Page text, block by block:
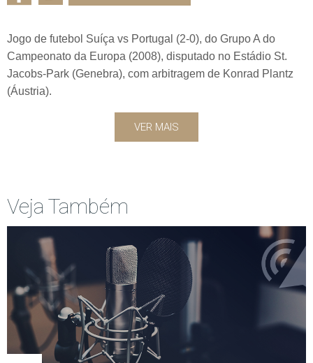
Jogo de futebol Suíça vs Portugal (2-0), do Grupo A do
Campeonato da Europa (2008), disputado no Estádio St.
Jacobs-Park (Genebra), com arbitragem de Konrad Plantz
(Áustria).
VER MAIS
Veja Também